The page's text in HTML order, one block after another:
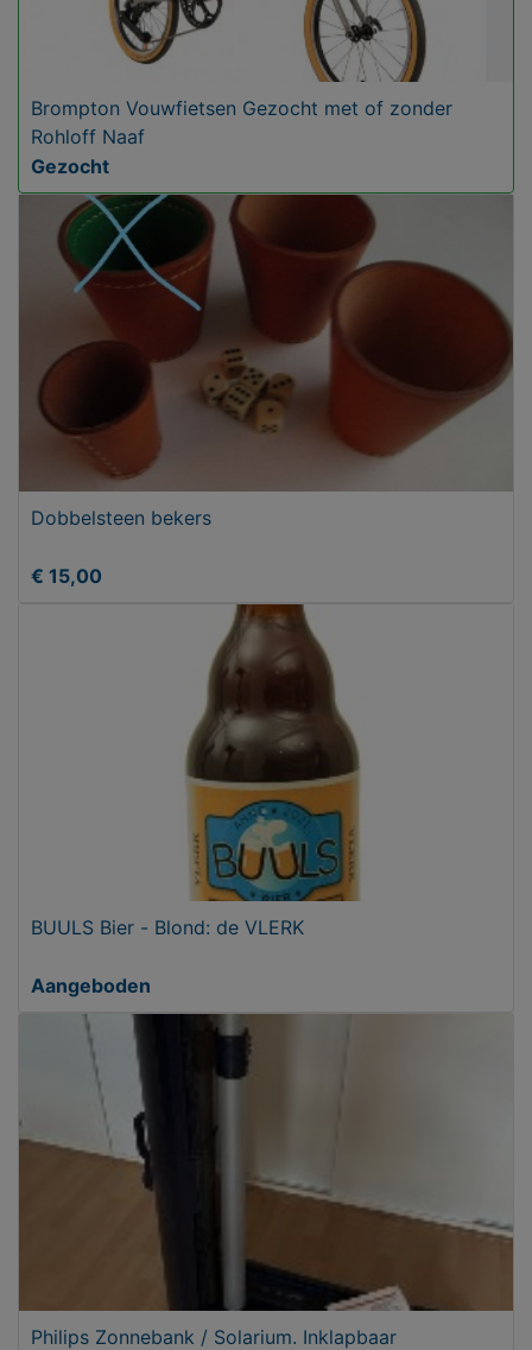
Brompton Vouwfietsen Gezocht met of zonder
Rohloff Naaf
Gezocht
Dobbelsteen bekers
€ 15,00
BUULS Bier - Blond: de VLERK
Aangeboden
Philips Zonnebank / Solarium. Inklapbaar